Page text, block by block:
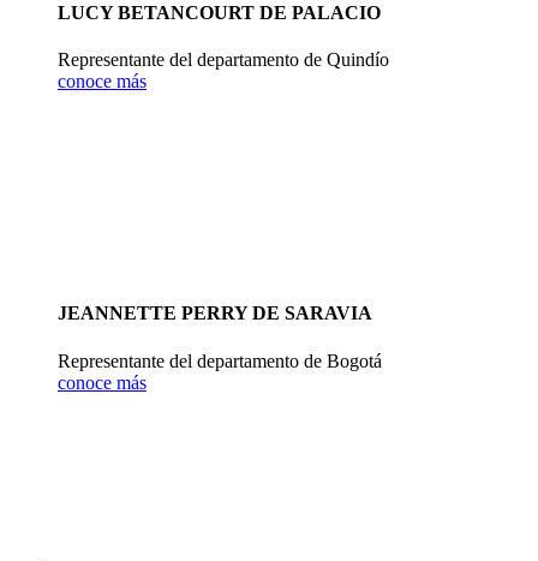
LUCY BETANCOURT DE PALACIO
Representante del departamento de Quindío
conoce más
JEANNETTE PERRY DE SARAVIA
Representante del departamento de Bogotá
conoce más